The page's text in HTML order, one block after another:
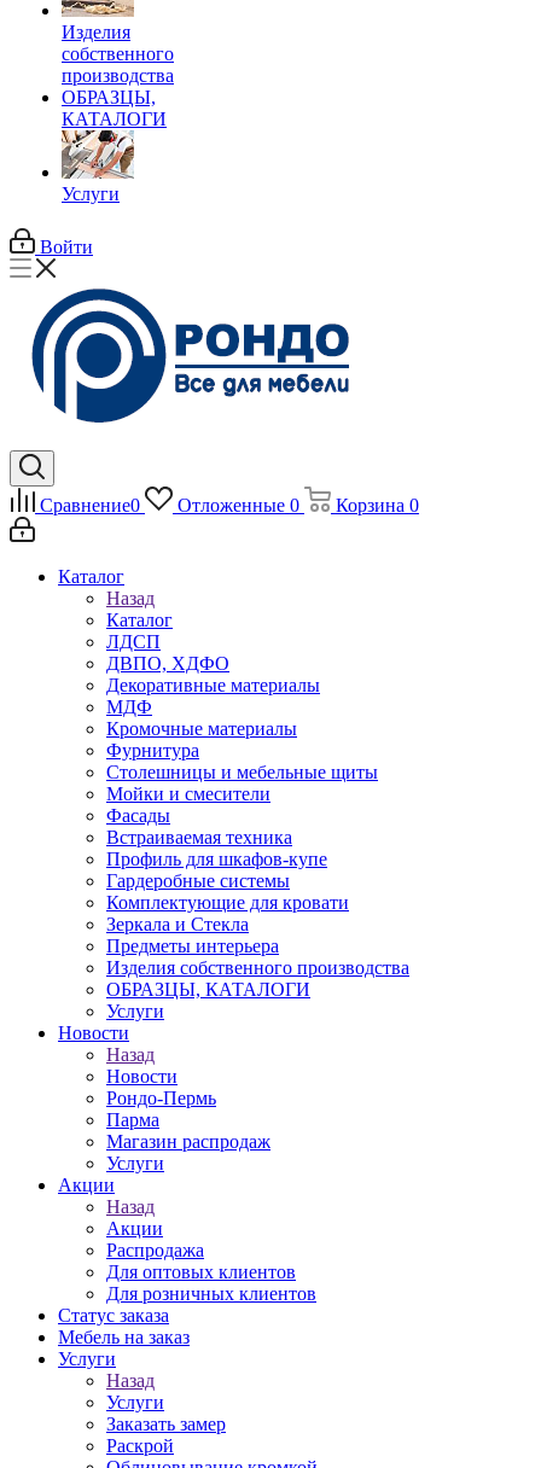
Изделия
собственного
производства
ОБРАЗЦЫ,
КАТАЛОГИ
Услуги
Войти
Сравнение0 Отложенные 0 Корзина 0
Каталог
Назад
Каталог
ЛДСП
ДВПО, ХДФО
Декоративные материалы
МДФ
Кромочные материалы
Фурнитура
Столешницы и мебельные щиты
Мойки и смесители
Фасады
Встраиваемая техника
Профиль для шкафов-купе
Гардеробные системы
Комплектующие для кровати
Зеркала и Стекла
Предметы интерьера
Изделия собственного производства
ОБРАЗЦЫ, КАТАЛОГИ
Услуги
Новости
Назад
Новости
Рондо-Пермь
Парма
Магазин распродаж
Услуги
Акции
Назад
Акции
Распродажа
Для оптовых клиентов
Для розничных клиентов
Статус заказа
Мебель на заказ
Услуги
Назад
Услуги
Заказать замер
Раскрой